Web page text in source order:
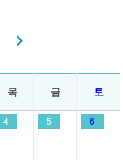
목 금 토
4 5 6